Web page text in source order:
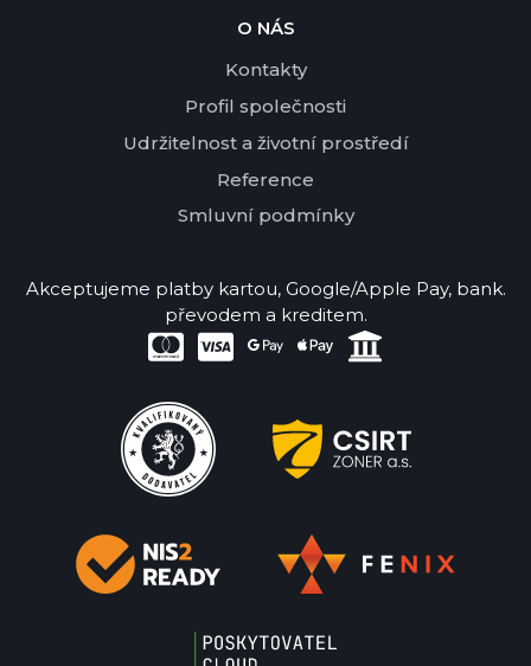
O NÁS
Kontakty
Profil společnosti
Udržitelnost a životní prostředí
Reference
Smluvní podmínky
Akceptujeme platby kartou, Google/Apple Pay, bank.
převodem a kreditem.